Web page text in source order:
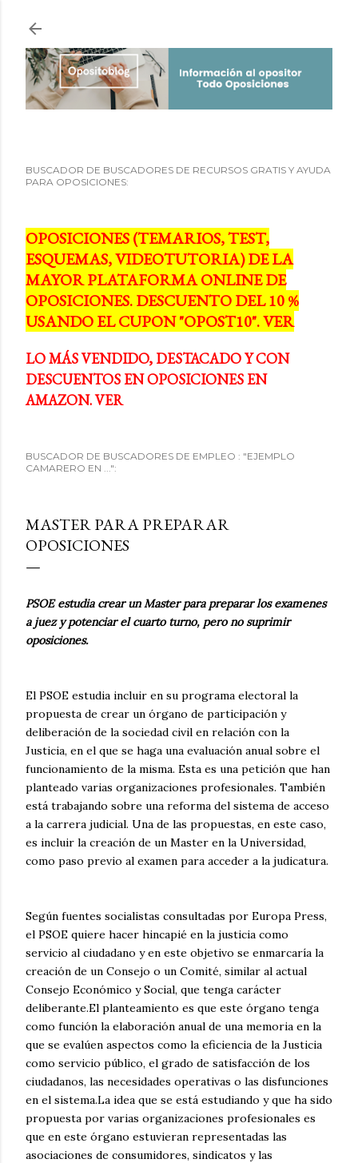
BUSCADOR DE BUSCADORES DE RECURSOS GRATIS Y AYUDA
PARA OPOSICIONES:
OPOSICIONES (TEMARIOS, TEST,
ESQUEMAS, VIDEOTUTORIA) DE LA
MAYOR PLATAFORMA ONLINE DE
OPOSICIONES. DESCUENTO DEL 10 %
USANDO EL CUPON "OPOST10". VER
LO MÁS VENDIDO, DESTACADO Y CON
DESCUENTOS EN OPOSICIONES EN
AMAZON. VER
BUSCADOR DE BUSCADORES DE EMPLEO : "EJEMPLO
CAMARERO EN ...":
MASTER PARA PREPARAR
OPOSICIONES
PSOE estudia crear un Master para preparar los examenes
a juez y potenciar el cuarto turno, pero no suprimir
oposiciones.
El PSOE estudia incluir en su programa electoral la
propuesta de crear un órgano de participación y
deliberación de la sociedad civil en relación con la
Justicia, en el que se haga una evaluación anual sobre el
funcionamiento de la misma. Esta es una petición que han
planteado varias organizaciones profesionales. También
está trabajando sobre una reforma del sistema de acceso
a la carrera judicial. Una de las propuestas, en este caso,
es incluir la creación de un Master en la Universidad,
como paso previo al examen para acceder a la judicatura.
Según fuentes socialistas consultadas por Europa Press,
el PSOE quiere hacer hincapié en la justicia como
servicio al ciudadano y en este objetivo se enmarcaría la
creación de un Consejo o un Comité, similar al actual
Consejo Económico y Social, que tenga carácter
deliberante.El planteamiento es que este órgano tenga
como función la elaboración anual de una memoria en la
que se evalúen aspectos como la eficiencia de la Justicia
como servicio público, el grado de satisfacción de los
ciudadanos, las necesidades operativas o las disfunciones
en el sistema.La idea que se está estudiando y que ha sido
propuesta por varias organizaciones profesionales es
que en este órgano estuvieran representadas las
asociaciones de consumidores, sindicatos y las